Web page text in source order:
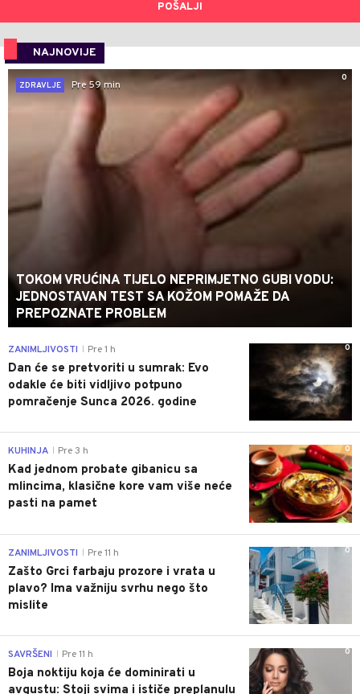
POŠALJI
NAJNOVIJE
0
ZDRAVLJE
Pre 59 min
TOKOM VRUĆINA TIJELO NEPRIMJETNO GUBI VODU:
JEDNOSTAVAN TEST SA KOŽOM POMAŽE DA
PREPOZNATE PROBLEM
0
ZANIMLJIVOSTI Pre 1 h
Dan će se pretvoriti u sumrak: Evo
odakle će biti vidljivo potpuno
pomračenje Sunca 2026. godine
0
KUHINJA Pre 3 h
Kad jednom probate gibanicu sa
mlincima, klasične kore vam više neće
pasti na pamet
0
ZANIMLJIVOSTI Pre 11 h
Zašto Grci farbaju prozore i vrata u
plavo? Ima važniju svrhu nego što
mislite
0
SAVRŠENI Pre 11 h
Boja noktiju koja će dominirati u
avgustu: Stoji svima i ističe preplanulu